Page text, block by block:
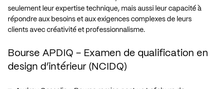
seulement leur expertise technique, mais aussi leur capacité à
répondre aux besoins et aux exigences complexes de leurs
clients avec créativité et professionnalisme.
Bourse APDIQ – Examen de qualification en
design d’intérieur (NCIDQ)